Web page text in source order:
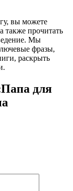
вы можете
также прочитать
Мы
фразы,
раскрыть
для